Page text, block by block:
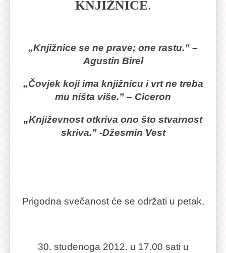
KNJIŽNICE.
„Knjižnice se ne prave; one rastu.” –
Agustin Birel
„Čovjek koji ima knjižnicu i vrt ne treba
mu ništa više.” – Ciceron
„Književnost otkriva ono što stvarnost
skriva.” -Džesmin Vest
Prigodna svečanost će se održati u petak,
30. studenoga 2012. u 17.00 sati u